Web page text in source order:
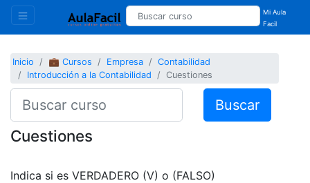
Mi Aula
Facil
Inicio 💼 Cursos Empresa
Contabilidad
Introducción a la Contabilidad
Cuestiones
Buscar
Cuestiones
Indica si es VERDADERO (V) o (FALSO)